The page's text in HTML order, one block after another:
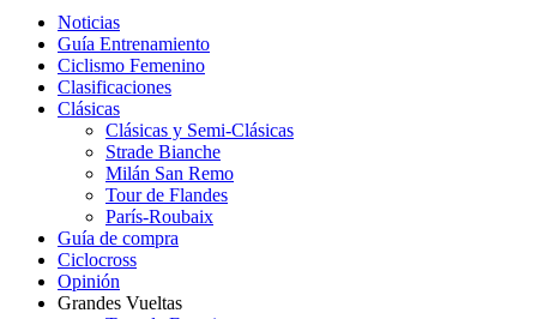
Noticias
Guía Entrenamiento
Ciclismo Femenino
Clasificaciones
Clásicas
Clásicas y Semi-Clásicas
Strade Bianche
Milán San Remo
Tour de Flandes
París-Roubaix
Guía de compra
Ciclocross
Opinión
Grandes Vueltas